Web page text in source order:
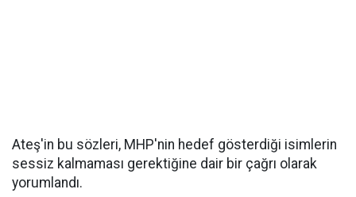
Ateş'in bu sözleri, MHP'nin hedef gösterdiği isimlerin
sessiz kalmaması gerektiğine dair bir çağrı olarak
yorumlandı.